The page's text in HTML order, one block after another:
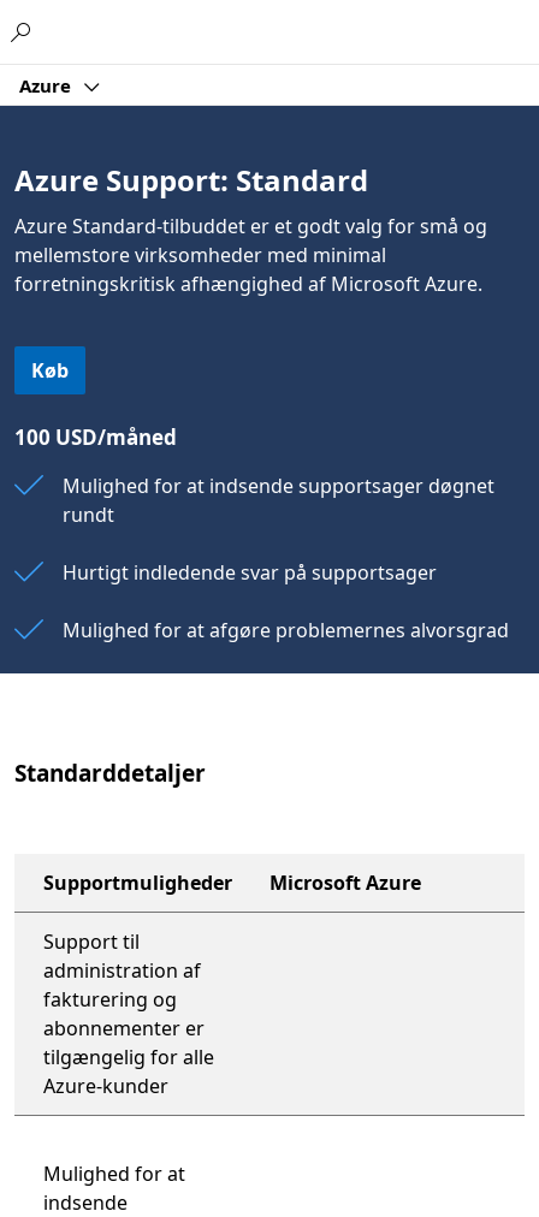
Azure
Azure Support: Standard
Azure Standard-tilbuddet er et godt valg for små og
mellemstore virksomheder med minimal
forretningskritisk afhængighed af Microsoft Azure.
Køb
100 USD/måned
Mulighed for at indsende supportsager døgnet
rundt
Hurtigt indledende svar på supportsager
Mulighed for at afgøre problemernes alvorsgrad
Standarddetaljer
Supportmuligheder Microsoft Azure
Support til
administration af
fakturering og
abonnementer er
tilgængelig for alle
Azure-kunder
Mulighed for at
indsende